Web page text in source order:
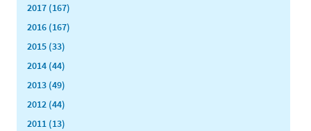
2017 (167)
2016 (167)
2015 (33)
2014 (44)
2013 (49)
2012 (44)
2011 (13)